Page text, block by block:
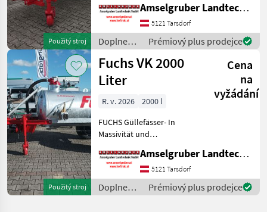
Použitý stroj
(Stärkste Materialstärken +
Beste Materialen und Beste
Komponenten der
führenden TOP Hersteller!)
Sei
Amselgruber Landtechnik GmbH
5121 Tarsdorf
Doplnenie
živin a
polievanie
/ Fuchs
Prémiový plus prodejce
Použitý stroj
Fuchs VK 2000
Liter
Cena
na
vyžádání
R. v. 2026
2000 l
FUCHS Güllefässer- In
Massivität und
(Stärkste Materialstärken +
Beste Materialen und Beste
Komponenten der
führenden TOP Hersteller!)
Amselgruber Landtechnik GmbH
5121 Tarsdorf
Doplnenie
živin a
Prémiový plus prodejce